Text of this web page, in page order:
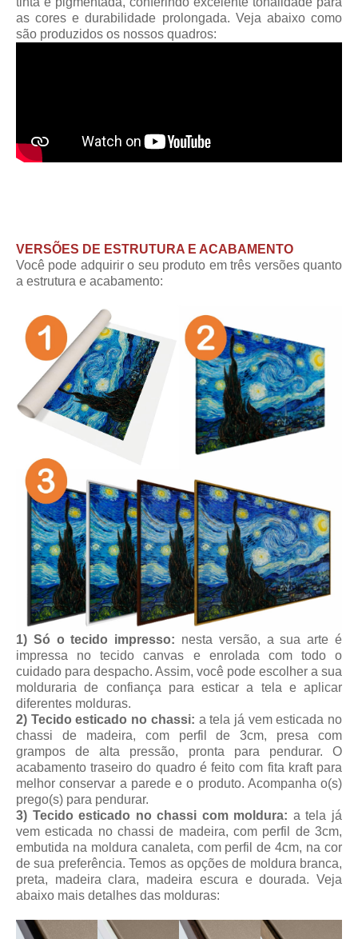
as cores e durabilidade prolongada. Veja abaixo como
são produzidos os nossos quadros:
VERSÕES DE ESTRUTURA E ACABAMENTO
Você pode adquirir o seu produto em três versões quanto
a estrutura e acabamento:
1) Só o tecido impresso: nesta versão, a sua arte é
impressa no tecido canvas e enrolada com todo o
cuidado para despacho. Assim, você pode escolher a sua
molduraria de confiança para esticar a tela e aplicar
diferentes molduras.
2) Tecido esticado no chassi: a tela já vem esticada no
chassi de madeira, com perfil de 3cm, presa com
grampos de alta pressão, pronta para pendurar. O
acabamento traseiro do quadro é feito com fita kraft para
melhor conservar a parede e o produto. Acompanha o(s)
prego(s) para pendurar.
3) Tecido esticado no chassi com moldura: a tela já
vem esticada no chassi de madeira, com perfil de 3cm,
embutida na moldura canaleta, com perfil de 4cm, na cor
de sua preferência. Temos as opções de moldura branca,
preta, madeira clara, madeira escura e dourada. Veja
abaixo mais detalhes das molduras: